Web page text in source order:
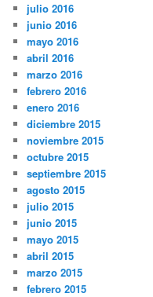
julio 2016
junio 2016
mayo 2016
abril 2016
marzo 2016
febrero 2016
enero 2016
diciembre 2015
noviembre 2015
octubre 2015
septiembre 2015
agosto 2015
julio 2015
junio 2015
mayo 2015
abril 2015
marzo 2015
febrero 2015